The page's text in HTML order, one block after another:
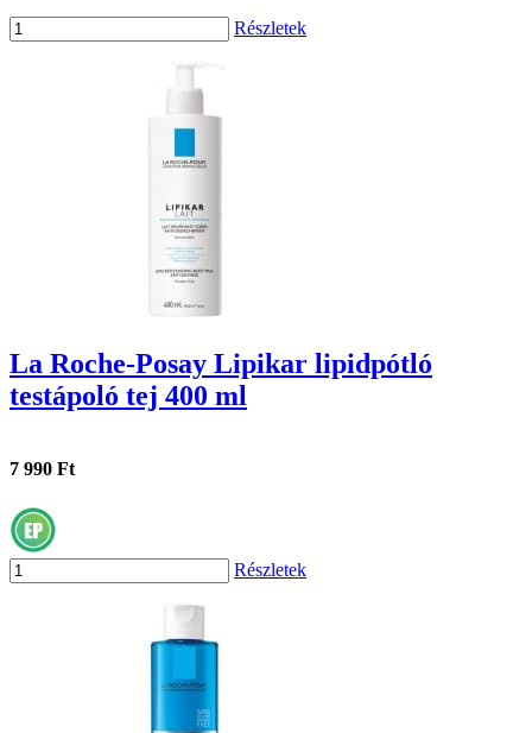
Részletek
La Roche-Posay Lipikar lipidpótló
testápoló tej 400 ml
7 990 Ft
Részletek